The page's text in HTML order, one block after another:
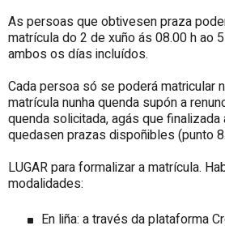
As persoas que obtivesen praza
matrícula do 2 de xuño ás 08.00 h ao
ambos os días incluídos.
Cada persoa só se poderá matricular
matrícula nunha quenda supón a
quenda solicitada, agás que
quedasen prazas dispoñibles (punto
LUGAR para formalizar a matrícula.
modalidades:
En liña: a través da plataforma